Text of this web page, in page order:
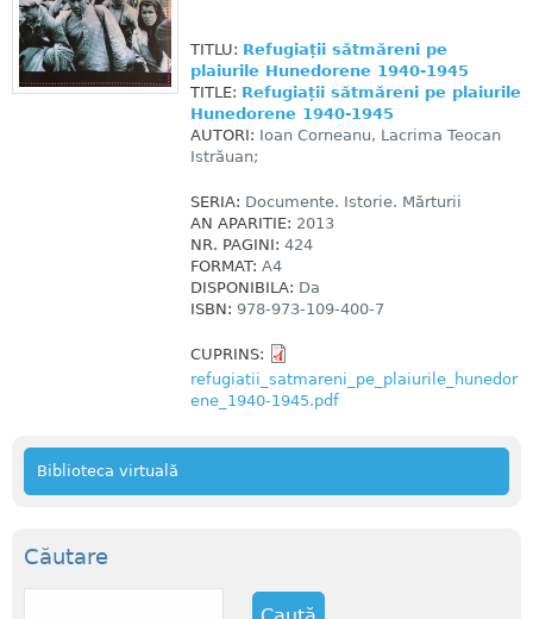
TITLU: Refugiații sătmăreni pe
plaiurile Hunedorene 1940-1945
TITLE: Refugiații sătmăreni pe plaiurile
Hunedorene 1940-1945
AUTORI: Ioan Corneanu, Lacrima Teocan
Istrăuan;
SERIA: Documente. Istorie. Mărturii
AN APARITIE: 2013
NR. PAGINI: 424
FORMAT: A4
DISPONIBILA: Da
ISBN: 978-973-109-400-7
CUPRINS:
refugiatii_satmareni_pe_plaiurile_hunedor
ene_1940-1945.pdf
Biblioteca virtuală
Căutare
C